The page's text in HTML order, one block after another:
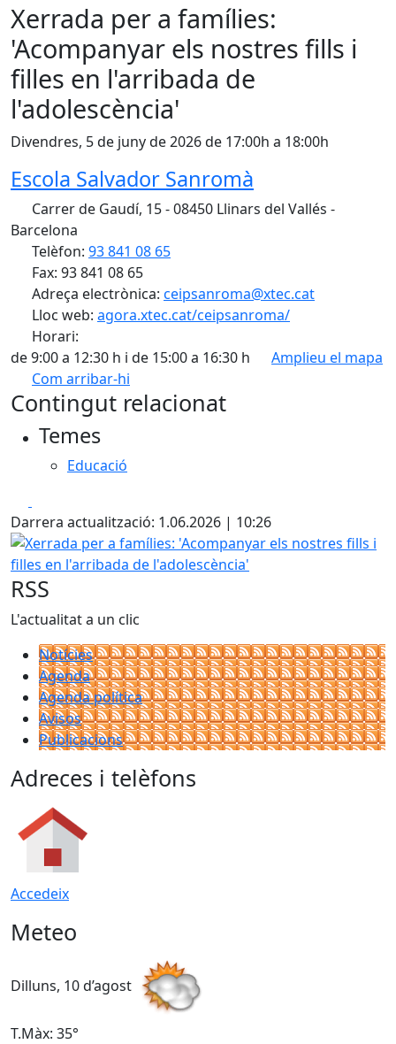
Xerrada per a famílies:
'Acompanyar els nostres fills i
filles en l'arribada de
l'adolescència'
Divendres, 5 de juny de 2026 de 17:00h a 18:00h
Escola Salvador Sanromà
Carrer de Gaudí, 15 - 08450 Llinars del Vallés -
Barcelona
Telèfon: 93 841 08 65
Fax: 93 841 08 65
Adreça electrònica: ceipsanroma@xtec.cat
Lloc web: agora.xtec.cat/ceipsanroma/
Horari:
de 9:00 a 12:30 h i de 15:00 a 16:30 h
Amplieu el mapa
Com arribar-hi
+
Contingut relacionat
Temes
Educació
Darrera actualització: 1.06.2026 | 10:26
Xerrada per a famílies: 'Acompanyar els nostres fills i
RSS
L'actualitat a un clic
Notícies
Agenda
Agenda política
Avisos
Publicacions
Adreces i telèfons
Accedeix
Meteo
Dilluns, 10 d’agost
T.Màx: 35°